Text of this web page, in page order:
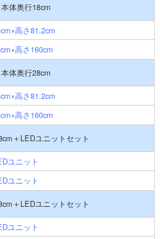
本体奥行18cm
高さ81.2cm
高さ160cm
本体奥行28cm
高さ81.2cm
高さ160cm
＋LEDユニットセット
ユニット
ユニット
＋LEDユニットセット
ユニット